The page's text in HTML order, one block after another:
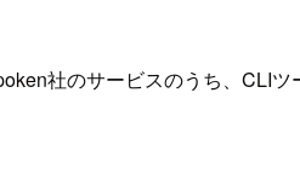
社のサービスのうち、CLI